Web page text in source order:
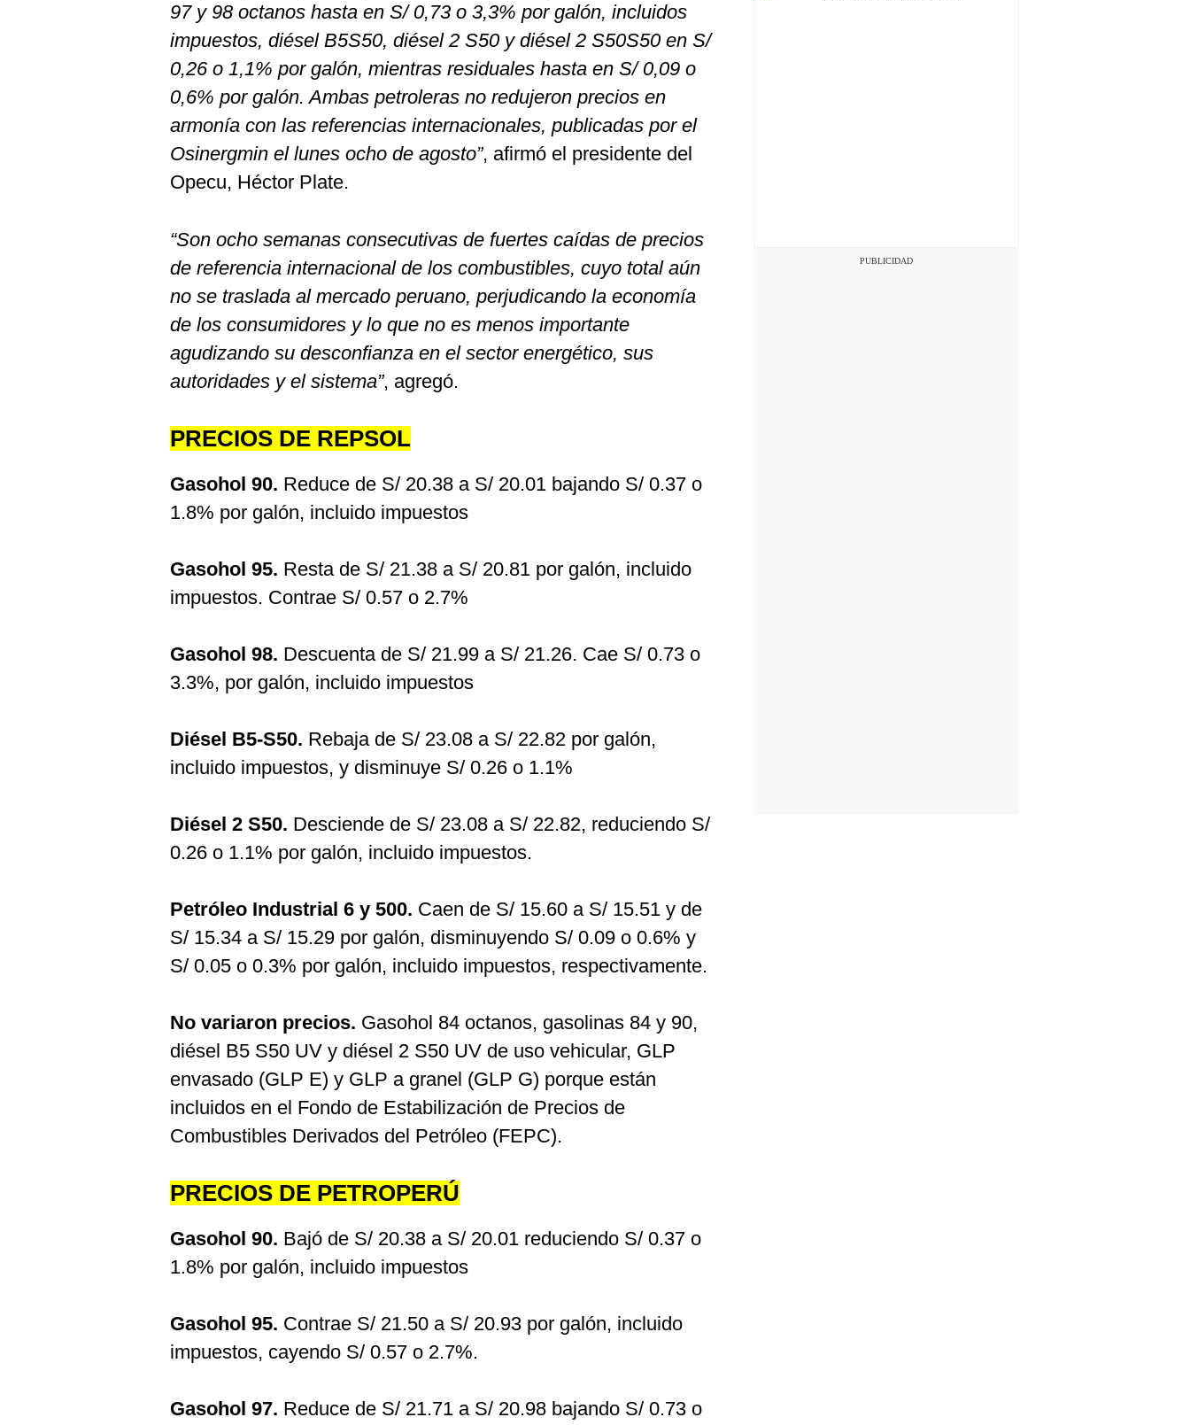
97 y 98 octanos hasta en S/ 0,73 o 3,3% por galón, incluidos
impuestos, diésel B5S50, diésel 2 S50 y diésel 2 S50S50 en S/
0,26 o 1,1% por galón, mientras residuales hasta en S/ 0,09 o
0,6% por galón. Ambas petroleras no redujeron precios en
armonía con las referencias internacionales, publicadas por el
Osinergmin el lunes ocho de agosto”, afirmó el presidente del
Opecu, Héctor Plate.
“Son ocho semanas consecutivas de fuertes caídas de precios
de referencia internacional de los combustibles, cuyo total aún
no se traslada al mercado peruano, perjudicando la economía
de los consumidores y lo que no es menos importante
agudizando su desconfianza en el sector energético, sus
autoridades y el sistema”, agregó.
PRECIOS DE REPSOL
Gasohol 90. Reduce de S/ 20.38 a S/ 20.01 bajando S/ 0.37 o
1.8% por galón, incluido impuestos
Gasohol 95. Resta de S/ 21.38 a S/ 20.81 por galón, incluido
impuestos. Contrae S/ 0.57 o 2.7%
Gasohol 98. Descuenta de S/ 21.99 a S/ 21.26. Cae S/ 0.73 o
3.3%, por galón, incluido impuestos
Diésel B5-S50. Rebaja de S/ 23.08 a S/ 22.82 por galón,
incluido impuestos, y disminuye S/ 0.26 o 1.1%
Diésel 2 S50. Desciende de S/ 23.08 a S/ 22.82, reduciendo S/
0.26 o 1.1% por galón, incluido impuestos.
Petróleo Industrial 6 y 500. Caen de S/ 15.60 a S/ 15.51 y de
S/ 15.34 a S/ 15.29 por galón, disminuyendo S/ 0.09 o 0.6% y
S/ 0.05 o 0.3% por galón, incluido impuestos, respectivamente.
No variaron precios. Gasohol 84 octanos, gasolinas 84 y 90,
diésel B5 S50 UV y diésel 2 S50 UV de uso vehicular, GLP
envasado (GLP E) y GLP a granel (GLP G) porque están
incluidos en el Fondo de Estabilización de Precios de
Combustibles Derivados del Petróleo (FEPC).
PRECIOS DE PETROPERÚ
Gasohol 90. Bajó de S/ 20.38 a S/ 20.01 reduciendo S/ 0.37 o
1.8% por galón, incluido impuestos
Gasohol 95. Contrae S/ 21.50 a S/ 20.93 por galón, incluido
impuestos, cayendo S/ 0.57 o 2.7%.
Gasohol 97. Reduce de S/ 21.71 a S/ 20.98 bajando S/ 0.73 o